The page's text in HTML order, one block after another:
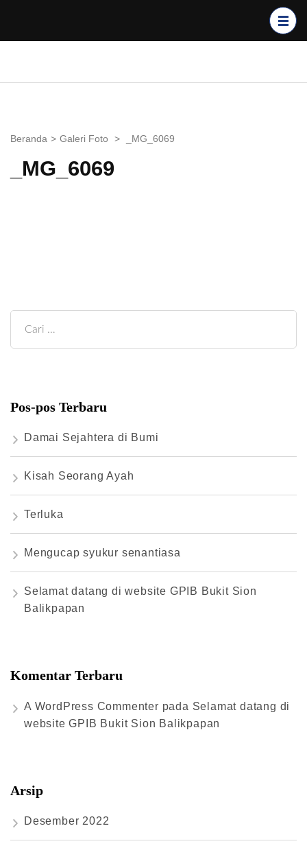
Enter)
Beranda > Galeri Foto > _MG_6069
_MG_6069
Cari
untuk:
Pos-pos Terbaru
Damai Sejahtera di Bumi
Kisah Seorang Ayah
Terluka
Mengucap syukur senantiasa
Selamat datang di website GPIB Bukit Sion
Balikpapan
Komentar Terbaru
A WordPress Commenter pada Selamat datang di
website GPIB Bukit Sion Balikpapan
Arsip
Desember 2022